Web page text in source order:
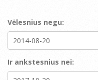
Vėlesnius negu:
Ir ankstesnius nei: